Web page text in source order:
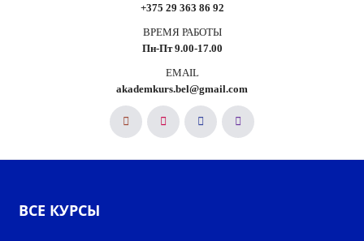
+375 29 363 86 92
ВРЕМЯ РАБОТЫ
Пн-Пт 9.00-17.00
EMAIL
akademkurs.bel@gmail.com
ВСЕ КУРСЫ